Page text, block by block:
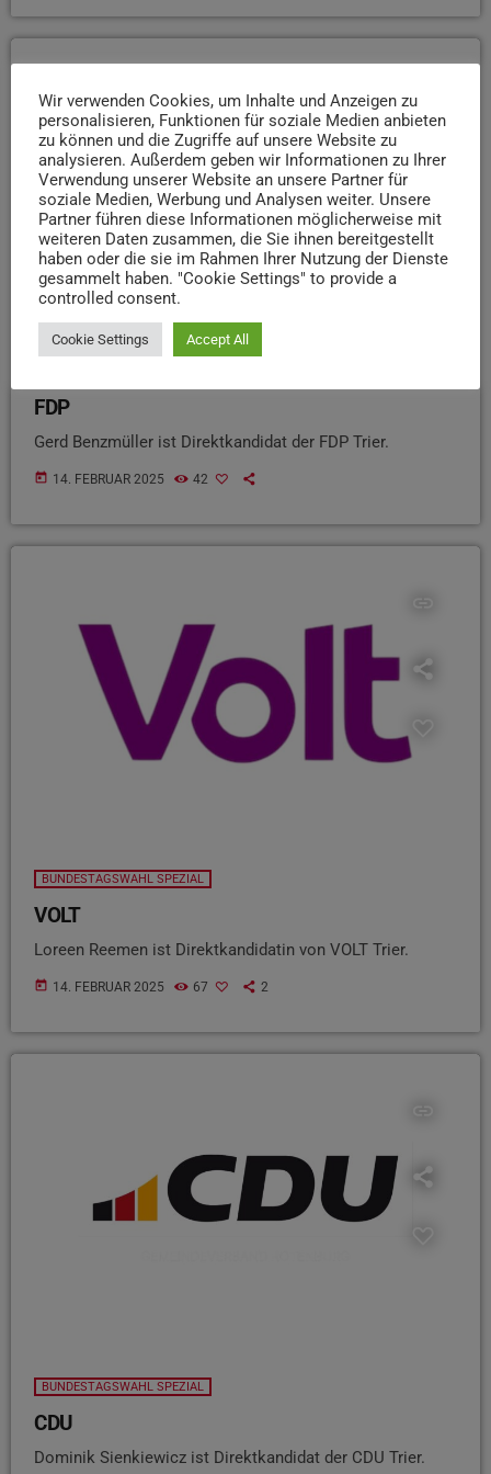
insert_link
FDP
Gerd Benzmüller ist Direktkandidat der FDP Trier.
today 14. FEBRUAR 2025 42
BUNDESTAGSWAHL SPEZIAL
VOLT
Loreen Reemen ist Direktkandidatin von VOLT Trier.
today 14. FEBRUAR 2025 67 2
BUNDESTAGSWAHL SPEZIAL
CDU
Dominik Sienkiewicz ist Direktkandidat der CDU Trier.
Wir verwenden Cookies, um Inhalte und Anzeigen zu
personalisieren, Funktionen für soziale Medien anbieten
zu können und die Zugriffe auf unsere Website zu
analysieren. Außerdem geben wir Informationen zu Ihrer
Verwendung unserer Website an unsere Partner für
soziale Medien, Werbung und Analysen weiter. Unsere
Partner führen diese Informationen möglicherweise mit
weiteren Daten zusammen, die Sie ihnen bereitgestellt
haben oder die sie im Rahmen Ihrer Nutzung der Dienste
gesammelt haben. "Cookie Settings" to provide a
controlled consent.
Cookie Settings Accept All